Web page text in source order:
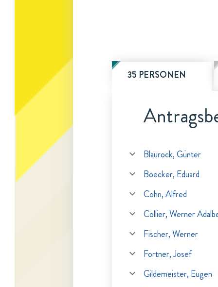
35 PERSONEN
Blaurock, Günter
Boecker, Eduard
Cohn, Alfred
Collier, Werner
Fischer, Werner
Fortner, Josef
Gildemeister, Eugen